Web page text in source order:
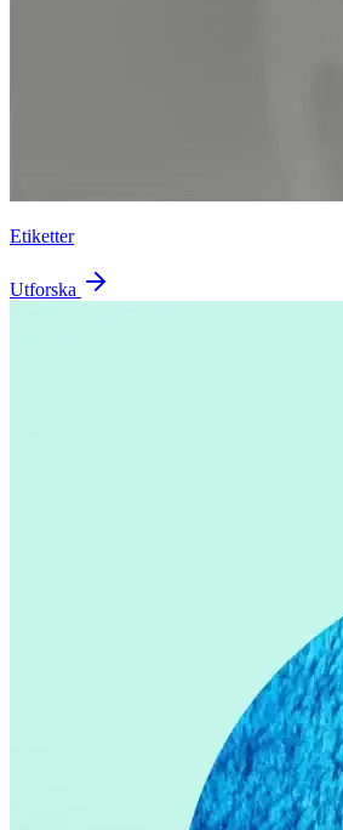
Etiketter
Utforska